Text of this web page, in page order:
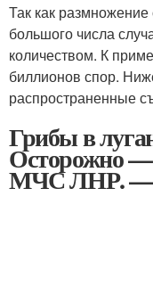
Так как
большого числа
количеством. К
биллионов спор.
распространенные
Грибы в
Осторожно
МЧС ЛНР. —